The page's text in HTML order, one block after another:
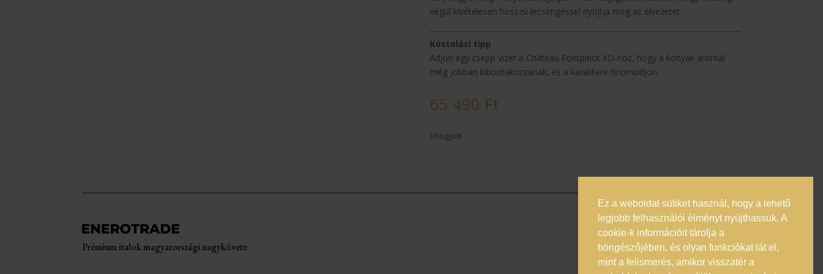
végül kivételesen hosszú lecsengéssel nyújtja meg az élvezetet.
Kóstolási tipp
Adjon egy csepp vizet a Château Fontpinot XO-hoz, hogy a konyak aromái
még jobban kibontakozzanak, és a karaktere finomodjon.
65 490 Ft
Elfogyott
Prémium italok magyarországi nagykövete
Általános Szerződési
Feltételek
Adatkezelési Tájékoztató
Ez a weboldal sütiket használ, hogy a lehető
legjobb felhasználói élményt nyújthassuk. A
cookie-k információit tárolja a
böngészőjében, és olyan funkciókat lát el,
mint a felismerés, amikor visszatér a